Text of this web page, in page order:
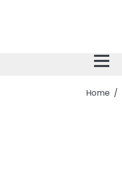
Home